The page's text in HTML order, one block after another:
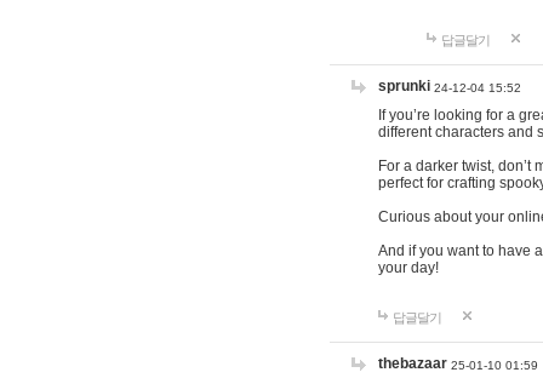
답글달기
sprunki 24-12-04 15:52
If you’re looking for a
different characters and
For a darker twist, don’t
perfect for crafting
Curious about your
And if you want to have
your day!
답글달기
thebazaar 25-01-10 01:59